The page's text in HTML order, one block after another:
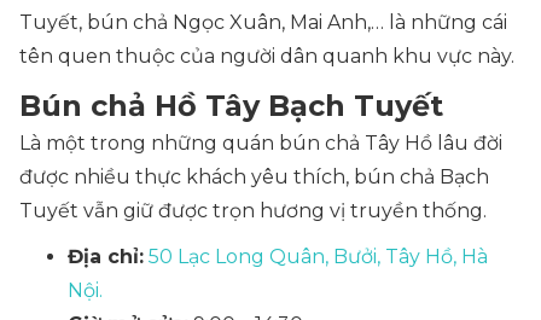
Tuyết, bún chả Ngọc Xuân, Mai Anh,… là những cái
tên quen thuộc của người dân quanh khu vực này.
Bún chả Hồ Tây Bạch Tuyết
Là một trong những quán bún chả Tây Hồ lâu đời
được nhiều thực khách yêu thích, bún chả Bạch
Tuyết vẫn giữ được trọn hương vị truyền thống.
Địa chỉ: 50 Lạc Long Quân, Bưởi, Tây Hồ, Hà
Nội.